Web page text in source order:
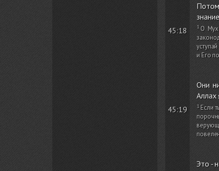
45:18
О
и Его
45:19
Они
Аллах
Если
Это -